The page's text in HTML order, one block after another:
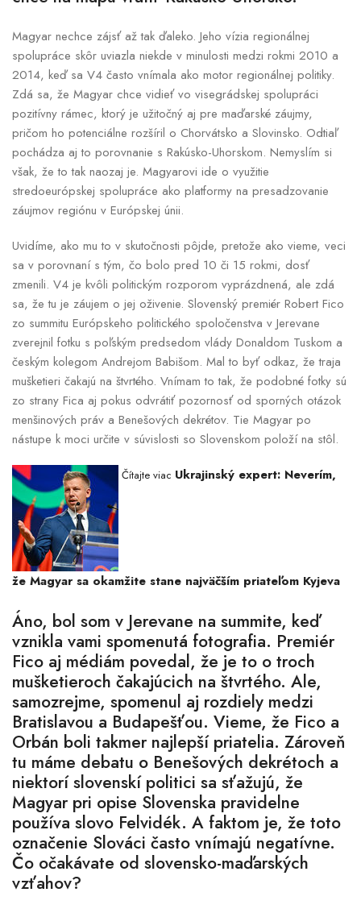
Magyar nechce zájsť až tak ďaleko. Jeho vízia regionálnej
spolupráce skôr uviazla niekde v minulosti medzi rokmi 2010 a
2014, keď sa V4 často vnímala ako motor regionálnej politiky.
Zdá sa, že Magyar chce vidieť vo visegrádskej spolupráci
pozitívny rámec, ktorý je užitočný aj pre maďarské záujmy,
pričom ho potenciálne rozšíril o Chorvátsko a Slovinsko. Odtiaľ
pochádza aj to porovnanie s Rakúsko-Uhorskom. Nemyslím si
však, že to tak naozaj je. Magyarovi ide o využitie
stredoeurópskej spolupráce ako platformy na presadzovanie
záujmov regiónu v Európskej únii.
Uvidíme, ako mu to v skutočnosti pôjde, pretože ako vieme, veci
sa v porovnaní s tým, čo bolo pred 10 či 15 rokmi, dosť
zmenili. V4 je kvôli politickým rozporom vyprázdnená, ale zdá
sa, že tu je záujem o jej oživenie. Slovenský premiér Robert Fico
zo summitu Európskeho politického spoločenstva v Jerevane
zverejnil fotku s poľským predsedom vlády Donaldom Tuskom a
českým kolegom Andrejom Babišom. Mal to byť odkaz, že traja
mušketieri čakajú na štvrtého. Vnímam to tak, že podobné fotky sú
zo strany Fica aj pokus odvrátiť pozornosť od sporných otázok
menšinových práv a Benešových dekrétov. Tie Magyar po
nástupe k moci určite v súvislosti so Slovenskom položí na stôl.
Čítajte viac Ukrajinský expert: Neverím,
že Magyar sa okamžite stane najväčším priateľom Kyjeva
Áno, bol som v Jerevane na summite, keď
vznikla vami spomenutá fotografia. Premiér
Fico aj médiám povedal, že je to o troch
mušketieroch čakajúcich na štvrtého. Ale,
samozrejme, spomenul aj rozdiely medzi
Bratislavou a Budapešťou. Vieme, že Fico a
Orbán boli takmer najlepší priatelia. Zároveň
tu máme debatu o Benešových dekrétoch a
niektorí slovenskí politici sa sťažujú, že
Magyar pri opise Slovenska pravidelne
používa slovo Felvidék. A faktom je, že toto
označenie Slováci často vnímajú negatívne.
Čo očakávate od slovensko-maďarských
vzťahov?